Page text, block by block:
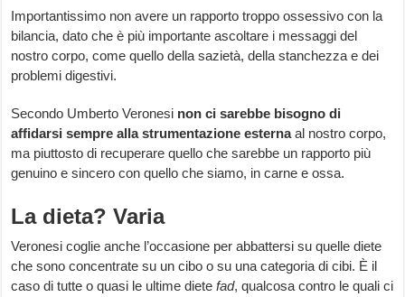
Importantissimo non avere un rapporto troppo ossessivo con la
bilancia, dato che è più importante ascoltare i messaggi del
nostro corpo, come quello della sazietà, della stanchezza e dei
problemi digestivi.
Secondo Umberto Veronesi non ci sarebbe bisogno di
affidarsi sempre alla strumentazione esternaal nostro corpo,
ma piuttosto di recuperare quello che sarebbe un rapporto più
genuino e sincero con quello che siamo, in carne e ossa.
La dieta? Varia
Veronesi coglie anche l’occasione per abbattersi su quelle diete
che sono concentrate su un cibo o su una categoria di cibi. È il
caso di tutte o quasi le ultime dietefad, qualcosa contro le quali ci